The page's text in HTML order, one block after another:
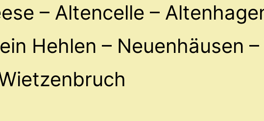
– Altencelle –
Hehlen – Neuenhäusen